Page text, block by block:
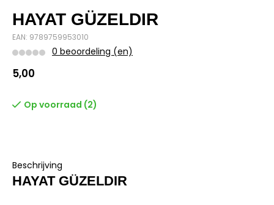
HAYAT GÜZELDIR
EAN: 9789759953010
0 beoordeling (en)
5,00
Op voorraad (2)
Beschrijving
HAYAT GÜZELDIR